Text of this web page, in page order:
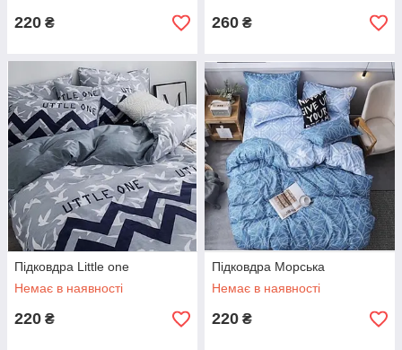
220 ₴ 260 ₴
Підковдра Little one
Немає в наявності
220 ₴
Підковдра Морська
Немає в наявності
220 ₴